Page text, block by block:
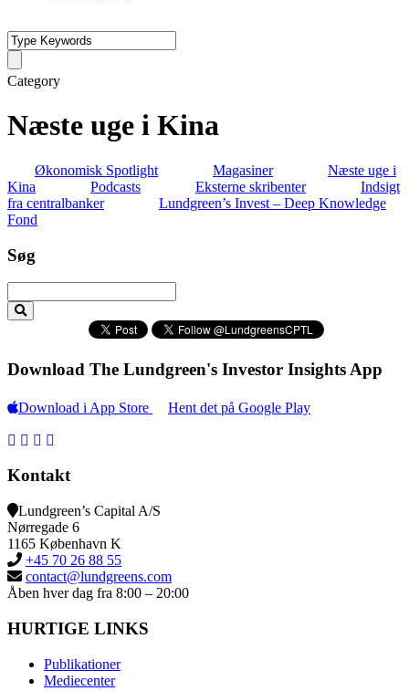
Category
Næste uge i Kina
Økonomisk Spotlight Magasiner
Næste uge i
Kina
Podcasts Eksterne skribenter
Indsigt
fra centralbanker
Lundgreen’s Invest – Deep Knowledge
Fond
Søg
Download The Lundgreen's Investor Insights App
Download i App Store Hent det på Google Play
Kontakt
Lundgreen’s Capital A/S
Nørregade 6
1165 København K
+45 70 26 88 55
contact@lundgreens.com
Åben hver dag fra 8:00 – 20:00
HURTIGE LINKS
Publikationer
Mediecenter